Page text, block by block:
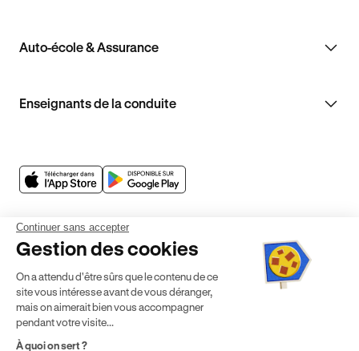
Auto-école & Assurance
Enseignants de la conduite
Mentions légales
Politique de cookies
Continuer sans accepter
Gestion des cookies
On a attendu d'être sûrs que le contenu de ce
site vous intéresse avant de vous déranger,
mais on aimerait bien vous accompagner
pendant votre visite...
À quoi on sert ?